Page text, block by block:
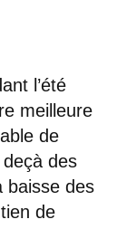
l’été
meilleure
de
des
baisse des
de